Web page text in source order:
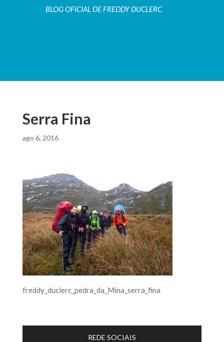
BLOG OFICIAL DE FREDDY DUCLERC
Serra Fina
ago 6, 2016
freddy_duclerc_pedra_da_Mina_serra_fina
REDE SOCIAIS